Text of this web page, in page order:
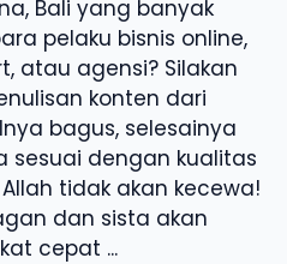
Bali yang banyak
pelaku bisnis online,
atau agensi? Silakan
konten dari
bagus, selesainya
sesuai dengan kualitas
tidak akan kecewa!
dan sista akan
cepat ...